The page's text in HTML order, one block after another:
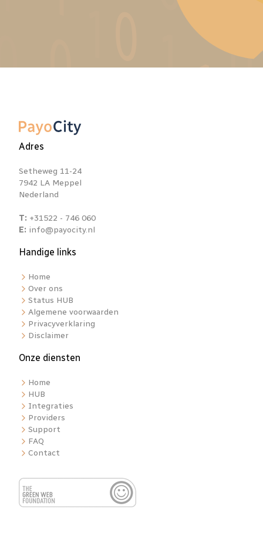
Adres
Setheweg 11-24
7942 LA Meppel
Nederland
T: +31522 - 746 060
E: info@payocity.nl
Handige links
Home
Over ons
Status HUB
Algemene voorwaarden
Privacyverklaring
Disclaimer
Onze diensten
Home
HUB
Integraties
Providers
Support
FAQ
Contact